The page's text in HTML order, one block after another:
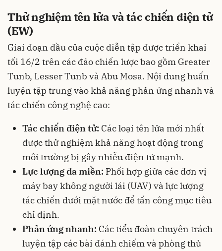
Thử nghiệm tên lửa và tác chiến điện tử
(EW)
Giai đoạn đầu của cuộc diễn tập được triển khai
tối 16/2 trên các đảo chiến lược bao gồm Greater
Tunb, Lesser Tunb và Abu Mosa. Nội dung huấn
luyện tập trung vào khả năng phản ứng nhanh và
tác chiến công nghệ cao:
Tác chiến điện tử: Các loại tên lửa mới nhất
được thử nghiệm khả năng hoạt động trong
môi trường bị gây nhiễu điện tử mạnh.
Lực lượng đa miền: Phối hợp giữa các đơn vị
máy bay không người lái (UAV) và lực lượng
tác chiến dưới mặt nước để tấn công mục tiêu
chỉ định.
Phản ứng nhanh: Các tiểu đoàn chuyên trách
luyện tập các bài đánh chiếm và phòng thủ